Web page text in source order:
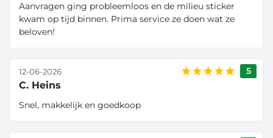
Aanvragen ging probleemloos en de milieu sticker
kwam op tijd binnen. Prima service ze doen wat ze
beloven!
5
C. Heins
12-06-2026
Snel, makkelijk en goedkoop